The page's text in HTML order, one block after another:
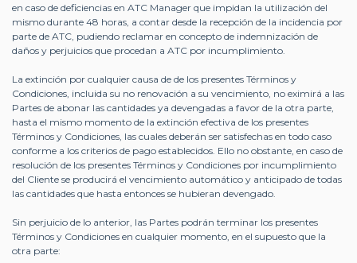
en caso de deficiencias en ATC Manager que impidan la utilización del
mismo durante 48 horas, a contar desde la recepción de la incidencia por
parte de ATC, pudiendo reclamar en concepto de indemnización de
daños y perjuicios que procedan a ATC por incumplimiento.
La extinción por cualquier causa de de los presentes Términos y
Condiciones, incluida su no renovación a su vencimiento, no eximirá a las
Partes de abonar las cantidades ya devengadas a favor de la otra parte,
hasta el mismo momento de la extinción efectiva de los presentes
Términos y Condiciones, las cuales deberán ser satisfechas en todo caso
conforme a los criterios de pago establecidos. Ello no obstante, en caso de
resolución de los presentes Términos y Condiciones por incumplimiento
del Cliente se producirá el vencimiento automático y anticipado de todas
las cantidades que hasta entonces se hubieran devengado.
Sin perjuicio de lo anterior, las Partes podrán terminar los presentes
Términos y Condiciones en cualquier momento, en el supuesto que la
otra parte: